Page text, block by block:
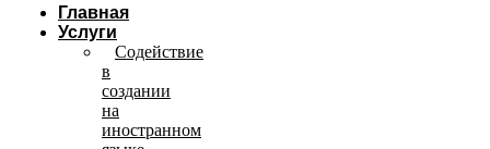
Главная
Услуги
Содействие
в
создании
на
иностранном